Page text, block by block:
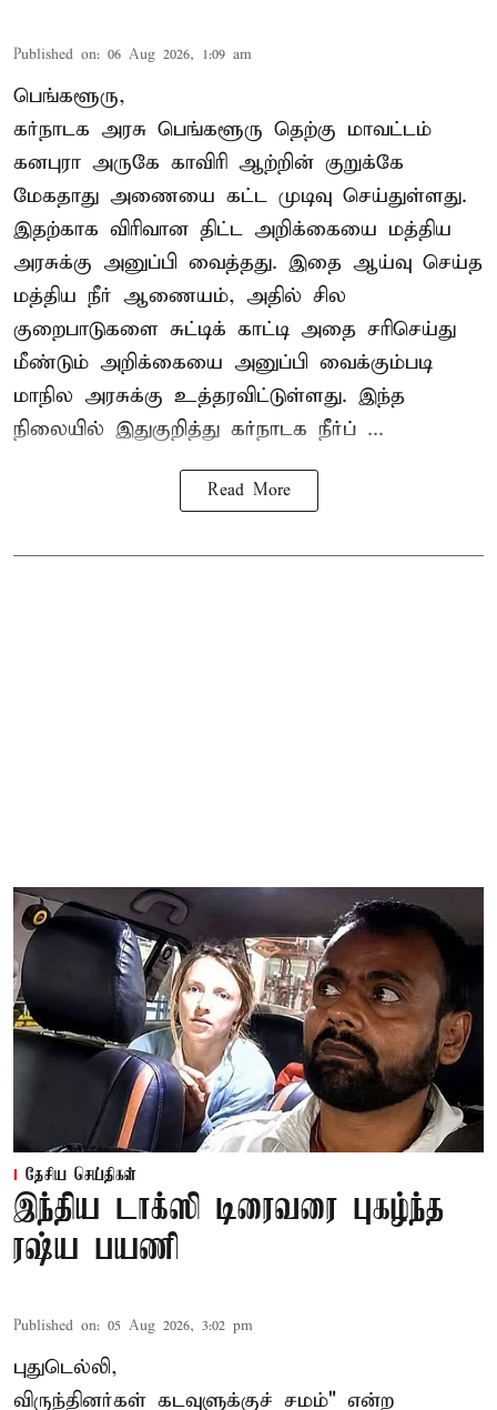
Published on: 06 Aug 2026, 1:09 am
பெங்களூரு,
கர்நாடக அரசு பெங்களூரு தெற்கு மாவட்டம்
கனபுரா அருகே காவிரி ஆற்றின் குறுக்கே
மேகதாது அணையை கட்ட முடிவு செய்துள்ளது.
இதற்காக விரிவான திட்ட அறிக்கையை மத்திய
அரசுக்கு அனுப்பி வைத்தது. இதை ஆய்வு செய்த
மத்திய நீர் ஆணையம், அதில் சில
குறைபாடுகளை சுட்டிக் காட்டி அதை சரிசெய்து
மீண்டும் அறிக்கையை அனுப்பி வைக்கும்படி
மாநில அரசுக்கு உத்தரவிட்டுள்ளது. இந்த
நிலையில் இதுகுறித்து கர்நாடக நீர்ப் ...
Read More
தேசிய செய்திகள்
இந்திய டாக்ஸி டிரைவரை புகழ்ந்த
ரஷ்ய பயணி
Published on: 05 Aug 2026, 3:02 pm
புதுடெல்லி,
விருந்தினர்கள் கடவுளுக்குச் சமம்" என்ற